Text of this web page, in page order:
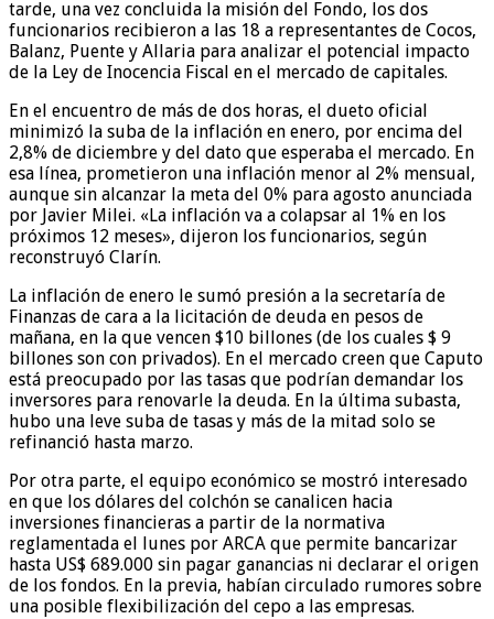
tarde, una vez concluida la misión del Fondo, los dos
funcionarios recibieron a las 18 a representantes de Cocos,
Balanz, Puente y Allaria para analizar el potencial impacto
de la Ley de Inocencia Fiscal en el mercado de capitales.
En el encuentro de más de dos horas, el dueto oficial
minimizó la suba de la inflación en enero, por encima del
2,8% de diciembre y del dato que esperaba el mercado. En
esa línea, prometieron una inflación menor al 2% mensual,
aunque sin alcanzar la meta del 0% para agosto anunciada
por Javier Milei. «La inflación va a colapsar al 1% en los
próximos 12 meses», dijeron los funcionarios, según
reconstruyó Clarín.
La inflación de enero le sumó presión a la secretaría de
Finanzas de cara a la licitación de deuda en pesos de
mañana, en la que vencen $10 billones (de los cuales $ 9
billones son con privados). En el mercado creen que Caputo
está preocupado por las tasas que podrían demandar los
inversores para renovarle la deuda. En la última subasta,
hubo una leve suba de tasas y más de la mitad solo se
refinanció hasta marzo.
Por otra parte, el equipo económico se mostró interesado
en que los dólares del colchón se canalicen hacia
inversiones financieras a partir de la normativa
reglamentada el lunes por ARCA que permite bancarizar
hasta US$ 689.000 sin pagar ganancias ni declarar el origen
de los fondos. En la previa, habían circulado rumores sobre
una posible flexibilización del cepo a las empresas.